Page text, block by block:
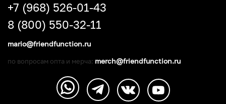
+7 (968) 526-01-43
8 (800) 550-32-11
mario@friendfunction.ru
по вопросам опта и мерча: merch@friendfunction.ru